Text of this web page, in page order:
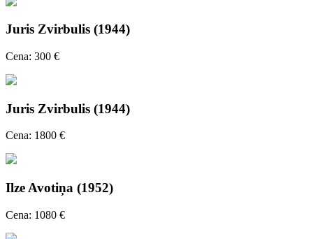
Juris Zvirbulis (1944)
Cena: 300 €
Juris Zvirbulis (1944)
Cena: 1800 €
Ilze Avotiņa (1952)
Cena: 1080 €